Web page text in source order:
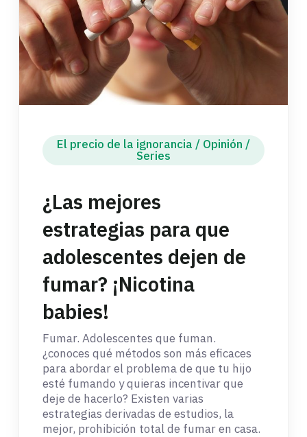
El precio de la ignorancia / Opinión /
Series
¿Las mejores
estrategias para que
adolescentes dejen de
fumar? ¡Nicotina
babies!
Fumar. Adolescentes que fuman.
¿conoces qué métodos son más eficaces
para abordar el problema de que tu hijo
esté fumando y quieras incentivar que
deje de hacerlo? Existen varias
estrategias derivadas de estudios, la
mejor, prohibición total de fumar en casa.